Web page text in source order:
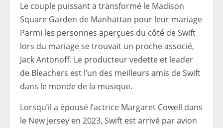
Le couple puissant a transformé le Madison
Square Garden de Manhattan pour leur mariage
Parmi les personnes aperçues du côté de Swift
lors du mariage se trouvait un proche associé,
Jack Antonoff. Le producteur vedette et leader
de Bleachers est l’un des meilleurs amis de Swift
dans le monde de la musique.
Lorsqu’il a épousé l’actrice Margaret Cowell dans
le New Jersey en 2023, Swift est arrivé par avion